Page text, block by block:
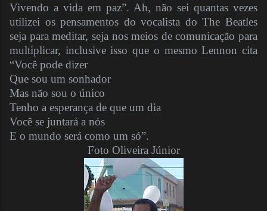
Vivendo a vida em paz”. Ah, não sei quantas vezes
utilizei os pensamentos do vocalista do The Beatles
seja para meditar, seja nos meios de comunicação para
multiplicar, inclusive isso que o mesmo Lennon cita
“Você pode dizer
Que sou um sonhador
Mas não sou o único
Tenho a esperança de que um dia
Você se juntará a nós
E o mundo será como um só”.
Foto Oliveira Júnior